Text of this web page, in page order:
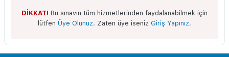
DİKKAT! Bu sınavın tüm hizmetlerinden faydalanabilmek için
lütfen Üye Olunuz. Zaten üye iseniz Giriş Yapınız.